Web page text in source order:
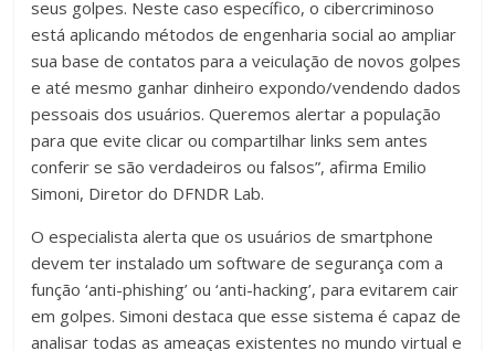
seus golpes. Neste caso específico, o cibercriminoso
está aplicando métodos de engenharia social ao ampliar
sua base de contatos para a veiculação de novos golpes
e até mesmo ganhar dinheiro expondo/vendendo dados
pessoais dos usuários. Queremos alertar a população
para que evite clicar ou compartilhar links sem antes
conferir se são verdadeiros ou falsos”, afirma Emilio
Simoni, Diretor do DFNDR Lab.
O especialista alerta que os usuários de smartphone
devem ter instalado um software de segurança com a
função ‘anti-phishing’ ou ‘anti-hacking’, para evitarem cair
em golpes. Simoni destaca que esse sistema é capaz de
analisar todas as ameaças existentes no mundo virtual e